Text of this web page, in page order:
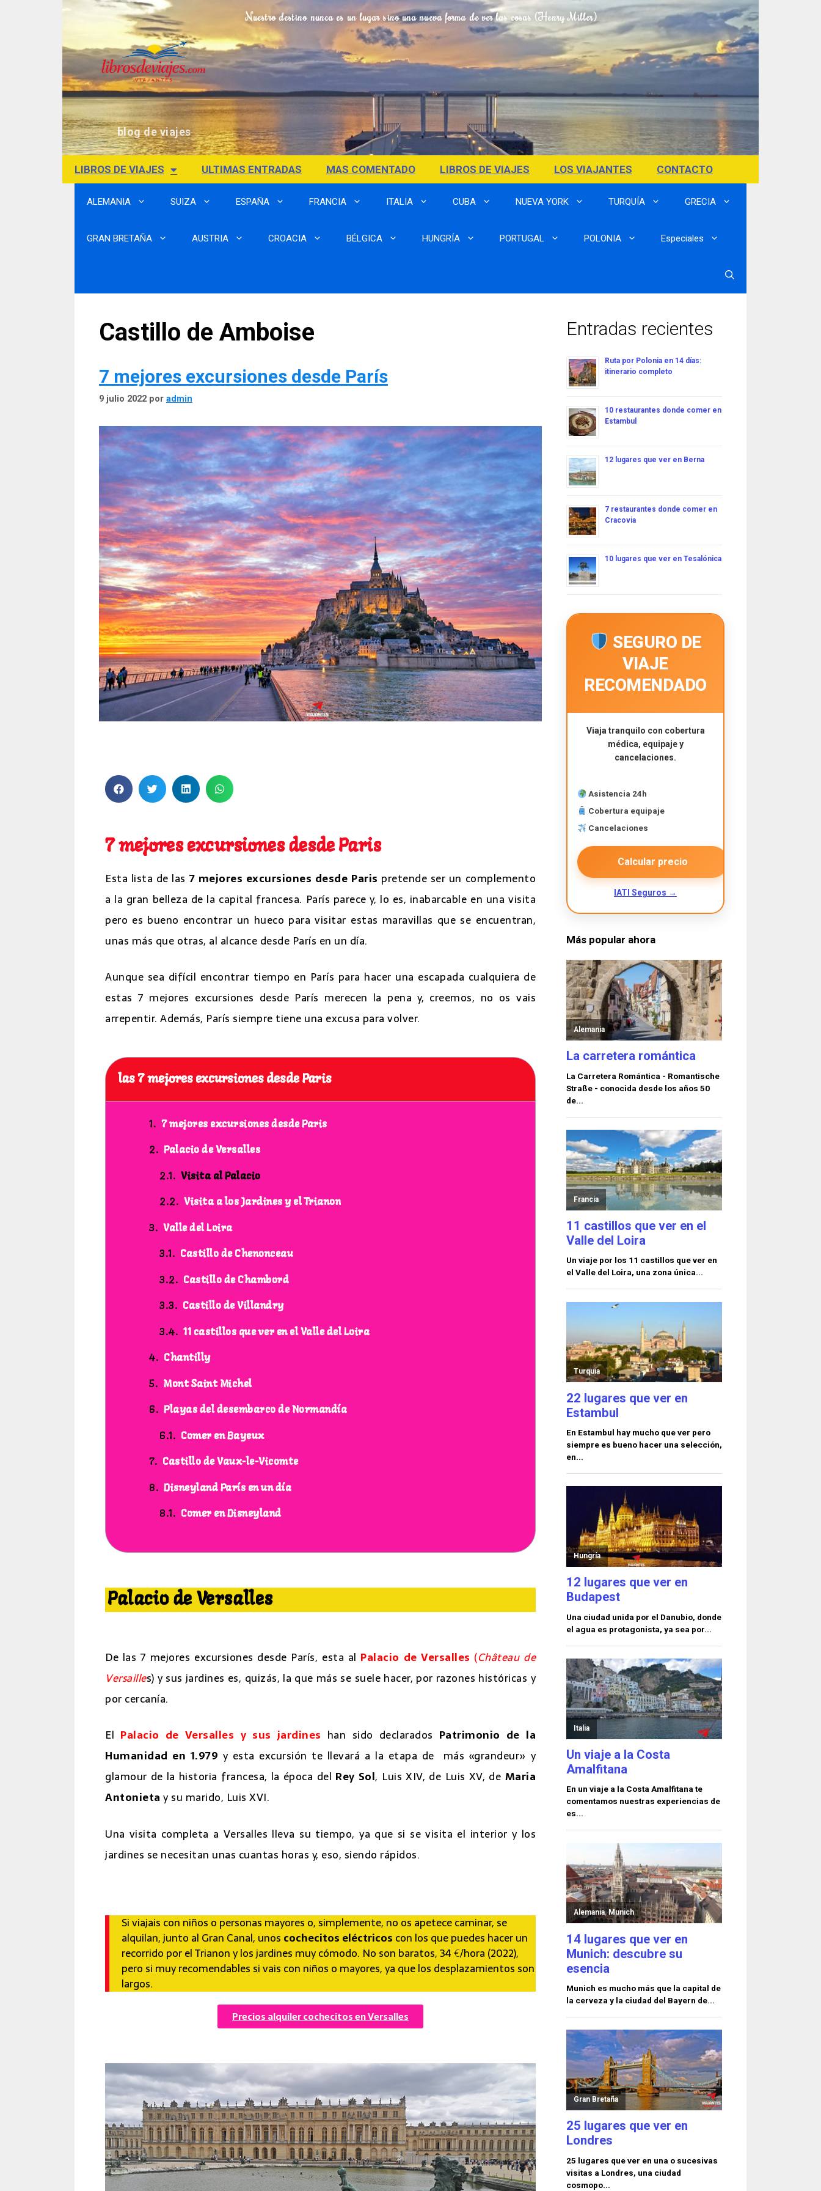
blog de viajes
Nuestro destino nunca es un lugar sino una nueva forma de ver las cosas (Henry Miller)
LIBROS DE VIAJES ULTIMAS ENTRADAS MAS COMENTADO LIBROS DE VIAJES LOS VIAJANTES CONTACTO
ALEMANIA SUIZA ESPAÑA FRANCIA ITALIA CUBA NUEVA YORK TURQUÍA GRECIA
GRAN BRETAÑA AUSTRIA CROACIA BÉLGICA HUNGRÍA PORTUGAL POLONIA Especiales
Castillo de Amboise
7 mejores excursiones desde París
9 julio 2022 por admin
7 mejores excursiones desde Paris
Esta lista de las 7 mejores excursiones desde Paris pretende ser un complemento
a la gran belleza de la capital francesa. París parece y, lo es, inabarcable en una visita
pero es bueno encontrar un hueco para visitar estas maravillas que se encuentran,
unas más que otras, al alcance desde París en un día.
Aunque sea difícil encontrar tiempo en París para hacer una escapada cualquiera de
estas 7 mejores excursiones desde París merecen la pena y, creemos, no os vais
arrepentir. Además, París siempre tiene una excusa para volver.
las 7 mejores excursiones desde Paris
7 mejores excursiones desde Paris
Palacio de Versalles
Visita al Palacio
Visita a los Jardines y el Trianon
Valle del Loira
Castillo de Chenonceau
Castillo de Chambord
Castillo de Villandry
11 castillos que ver en el Valle del Loira
Chantilly
Mont Saint Michel
Playas del desembarco de Normandía
Comer en Bayeux
Castillo de Vaux-le-Vicomte
Disneyland París en un día
Comer en Disneyland
Palacio de Versalles
De las 7 mejores excursiones desde París, esta al Palacio de Versalles (Château de
Versailles) y sus jardines es, quizás, la que más se suele hacer, por razones históricas y
por cercanía.
El Palacio de Versalles y sus jardines han sido declarados Patrimonio de la
Humanidad en 1.979 y esta excursión te llevará a la etapa de más «grandeur» y
glamour de la historia francesa, la época del Rey Sol, Luis XIV, de Luis XV, de Maria
Antonieta y su marido, Luis XVI.
Una visita completa a Versalles lleva su tiempo, ya que si se visita el interior y los
jardines se necesitan unas cuantas horas y, eso, siendo rápidos.
Si viajais con niños o personas mayores o, simplemente, no os apetece caminar, se
alquilan, junto al Gran Canal, unos cochecitos eléctricos con los que puedes hacer un
recorrido por el Trianon y los jardines muy cómodo. No son baratos, 34 €/hora (2022),
pero si muy recomendables si vais con niños o mayores, ya que los desplazamientos son
largos.
Precios alquiler cochecitos en Versalles
Entradas recientes
Ruta por Polonia en 14 días:
itinerario completo
10 restaurantes donde comer en
Estambul
12 lugares que ver en Berna
7 restaurantes donde comer en
Cracovia
10 lugares que ver en Tesalónica
SEGURO DE
VIAJE
RECOMENDADO
Viaja tranquilo con cobertura
médica, equipaje y
cancelaciones.
Asistencia 24h
Cobertura equipaje
Cancelaciones
Calcular precio
IATI Seguros →
Más popular ahora